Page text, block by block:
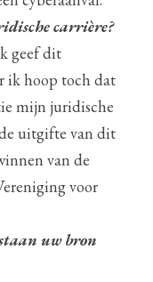
carrière?
geef dit
ik hoop toch dat
mijn juridische
uitgifte van dit
van de
voor
uw bron